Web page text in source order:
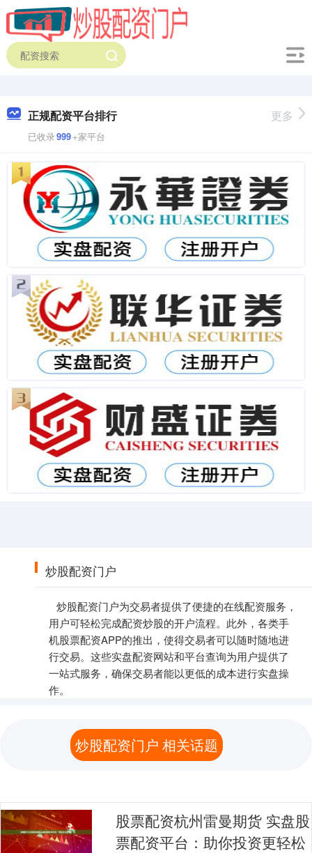
正规配资平台排行
已收录999+家平台
更多
炒股配资门户
炒股配资门户为交易者提供了便捷的在线配资服务，
用户可轻松完成配资炒股的开户流程。此外，各类手
机股票配资APP的推出，使得交易者可以随时随地进
行交易。这些实盘配资网站和平台查询为用户提供了
一站式服务，确保交易者能以更低的成本进行实盘操
作。
炒股配资门户 相关话题
股票配资杭州雷曼期货 实盘股
票配资平台：助你投资更轻松